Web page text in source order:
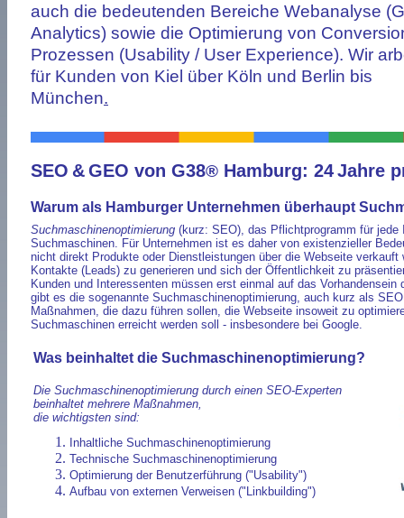
auch die bedeutenden Bereiche Webanalyse
Analytics) sowie die Optimierung von
Prozessen (Usability / User Experience). Wir
für Kunden von Kiel über Köln und Berlin bis
München.
SEO &GEO von G38® Hamburg: 24Jahre
Warum als Hamburger Unternehmen überhaupt
Suchmaschinenoptimierung (kurz: SEO), das Pflichtprogramm für
Suchmaschinen. Für Unternehmen ist es daher von existenzieller
nicht direkt Produkte oder Dienstleistungen über die Webseite
Kontakte (Leads) zu generieren und sich der Öffentlichkeit zu
Kunden und Interessenten müssen erst einmal auf das
gibt es die sogenannte Suchmaschinenoptimierung, auch kurz als
Maßnahmen, die dazu führen sollen, die Webseite insoweit zu
Suchmaschinen erreicht werden soll - insbesondere bei Google.
Was beinhaltet die Suchmaschinenoptimierung?
Die Suchmaschinenoptimierung durch einen SEO-Experten
beinhaltet mehrere Maßnahmen,
die wichtigsten sind:
Inhaltliche Suchmaschinenoptimierung
Technische Suchmaschinenoptimierung
Optimierung der Benutzerführung ("Usability")
Aufbau von externen Verweisen ("Linkbuilding")